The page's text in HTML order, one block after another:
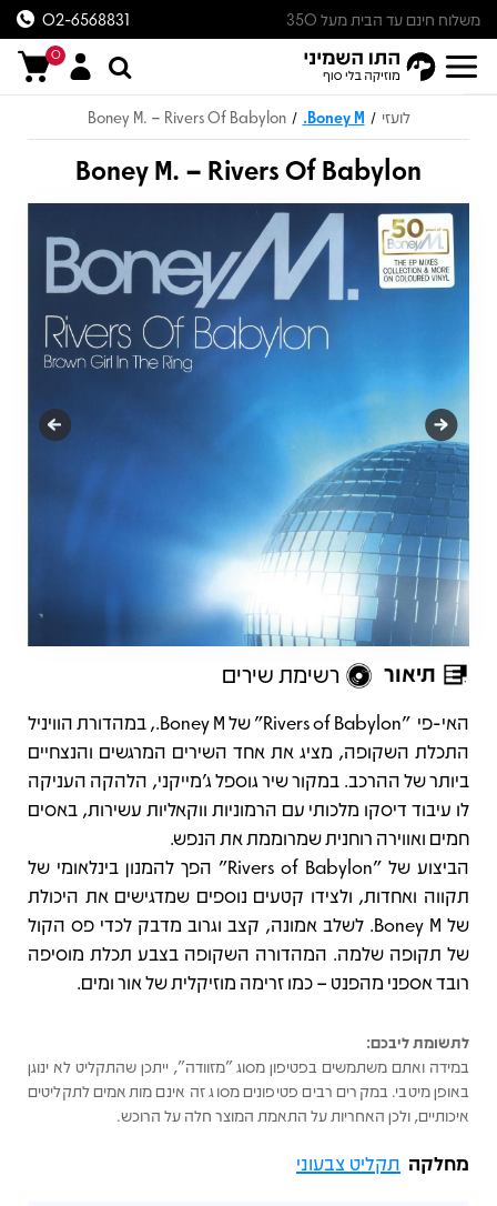
משלוח חינם עד הבית מעל 350
ש״ח
02-6568831
0
לועזי /
Boney M.
/
Boney M. – Rivers Of Babylon
Boney M. – Rivers Of Babylon
תיאור רשימת שירים
תיאור
האי-פי "Rivers of Babylon" של Boney M., במהדורת הוויניל
התכלת השקופה, מציג את אחד השירים המרגשים והנצחיים
ביותר של ההרכב. במקור שיר גוספל ג’מייקני, הלהקה העניקה
לו עיבוד דיסקו מלכותי עם הרמוניות ווקאליות עשירות, באסים
חמים ואווירה רוחנית שמרוממת את הנפש.
הביצוע של "Rivers of Babylon" הפך להמנון בינלאומי של
תקווה ואחדות, ולצידו קטעים נוספים שמדגישים את היכולת
של Boney M. לשלב אמונה, קצב וגרוב מדבק לכדי פס הקול
של תקופה שלמה. המהדורה השקופה בצבע תכלת מוסיפה
רובד אספני מהפנט – כמו זרימה מוזיקלית של אור ומים.
לתשומת ליבכם:
במידה ואתם משתמשים בפטיפון מסוג "מזוודה", ייתכן שהתקליט לא ינוגן
באופן מיטבי. במקרים רבים פטיפונים מסוג זה אינם מותאמים לתקליטים
איכותיים, ולכן האחריות על התאמת המוצר חלה על הרוכש.
מחלקה תקליט צבעוני